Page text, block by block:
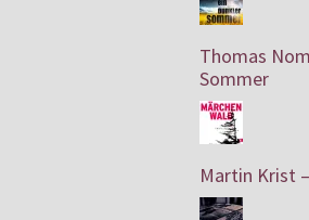
Thomas
Sommer
Martin Krist